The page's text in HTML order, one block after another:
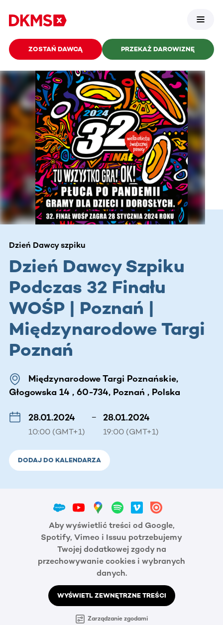
ZOSTAŃ DAWCĄ PRZEKAŻ DAROWIZNĘ
Dzień Dawcy szpiku
Dzień Dawcy Szpiku
Podczas 32 Finału
WOŚP | Poznań |
Międzynarodowe Targi
Poznań
Międzynarodowe Targi Poznańskie,
Głogowska 14 , 60-734, Poznań , Polska
28.01.2024
10:00 (GMT+1)
– 28.01.2024
19:00 (GMT+1)
DODAJ DO KALENDARZA
Aby wyświetlić treści od Google,
Spotify, Vimeo i Issuu potrzebujemy
Twojej dodatkowej zgody na
przechowywanie cookies i wybranych
danych.
WYŚWIETL ZEWNĘTRZNE TREŚCI
Zarządzanie zgodami